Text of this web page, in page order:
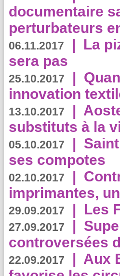
documentaire
perturbateurs
06.11.2017 | La
sera pas
25.10.2017 |
innovation
13.10.2017 |
substituts à la
05.10.2017 |
ses compotes
02.10.2017 |
imprimantes,
29.09.2017 | Les
27.09.2017 |
controversées
22.09.2017 | Aux